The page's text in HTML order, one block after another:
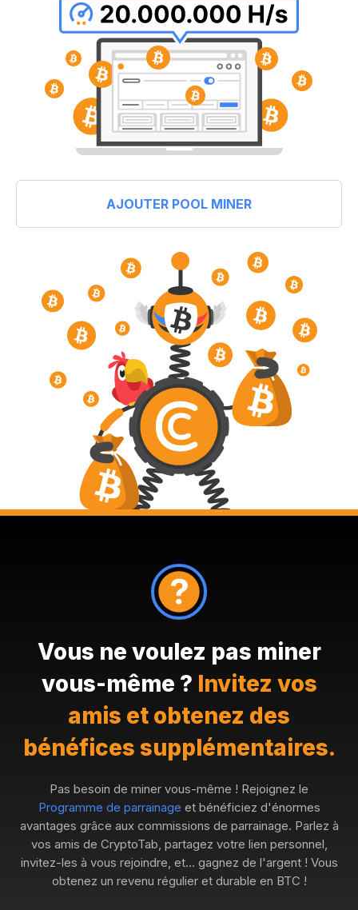
AJOUTER POOL MINER
Vous ne voulez pas miner
vous-même ? Invitez vos
amis et obtenez des
bénéfices supplémentaires.
Pas besoin de miner vous-même ! Rejoignez le
Programme de parrainage et bénéficiez d'énormes
avantages grâce aux commissions de parrainage. Parlez à
vos amis de CryptoTab, partagez votre lien personnel,
invitez-les à vous rejoindre, et… gagnez de l'argent ! Vous
obtenez un revenu régulier et durable en BTC !